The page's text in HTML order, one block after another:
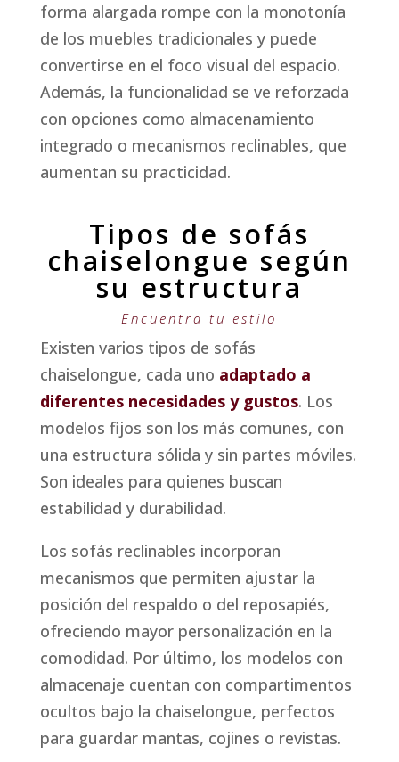
forma alargada rompe con la monotonía
de los muebles tradicionales y puede
convertirse en el foco visual del espacio.
Además, la funcionalidad se ve reforzada
con opciones como almacenamiento
integrado o mecanismos reclinables, que
aumentan su practicidad.
Tipos de sofás
chaiselongue según
su estructura
Encuentra tu estilo
Existen varios tipos de sofás
chaiselongue, cada uno adaptado a
diferentes necesidades y gustos. Los
modelos fijos son los más comunes, con
una estructura sólida y sin partes móviles.
Son ideales para quienes buscan
estabilidad y durabilidad.
Los sofás reclinables incorporan
mecanismos que permiten ajustar la
posición del respaldo o del reposapiés,
ofreciendo mayor personalización en la
comodidad. Por último, los modelos con
almacenaje cuentan con compartimentos
ocultos bajo la chaiselongue, perfectos
para guardar mantas, cojines o revistas.